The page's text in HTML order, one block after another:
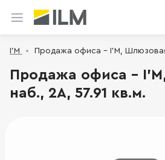
I’M Продажа офиса - I’M,
Продажа офиса -
наб., 2А, 57.91 кв.м.